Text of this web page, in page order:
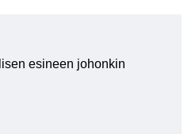
esineen johonkin